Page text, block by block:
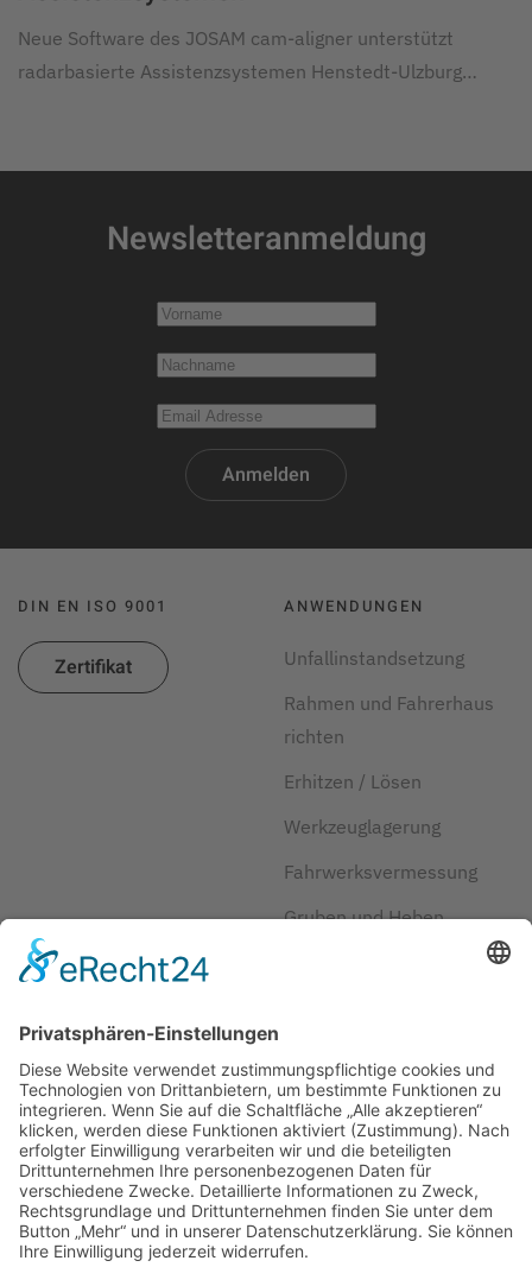
Neue Software des JOSAM cam-aligner unterstützt
radarbasierte Assistenzsystemen Henstedt-Ulzburg…
Newsletteranmeldung
Anmelden
DIN EN ISO 9001
Zertifikat
ANWENDUNGEN
Unfallinstandsetzung
Rahmen und Fahrerhaus
richten
Erhitzen / Lösen
Werkzeuglagerung
Fahrwerksvermessung
Gruben und Heben
JOSAM
Über JOSAM
Kontakt
FAQ